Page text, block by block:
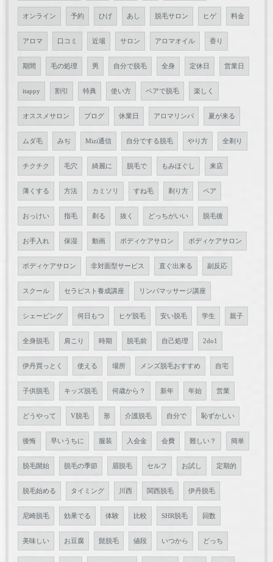
オンライン 予約 ひげ あし 脱毛サロン ヒゲ 料金
アロマ 口コミ 近場 サロン アロマオイル 香り
期間 毛の処理 男 自分で脱毛 全身 定休日 営業日
itappy 割引 特典 使い方 ペアで脱毛 楽しく
オススメサロン ブログ 休業日 アロマリンパ 夏が来る
ムダ毛 みぢ Mizi通信 自分でする脱毛 やり方 全剃り
チクチク 毛穴 綺麗に 脱毛で もみほぐし 来店
薄くする 方法 カミソリ すね毛 剃り方 ペア
おっけい 指毛 剃る 抜く どっちがいい 脱毛後
お手入れ 保湿 動画 ボディケアサロン ボディケアサロン
ボディケアサロン 非対面型サービス 直ぐ出来る 副反応
スクール セラピスト養成講座 リンパマッサージ講座
シェービング 何日もつ ヒゲ脱毛 安い脱毛 学生 親子
全身脱毛 肩こり 時期 脱毛前 自己処理 2do1
伊丹買っとく 使える 場所 メンズ脱毛おすすめ 自宅
子供脱毛 キッズ脱毛 何歳から？ 新年 年始 営業
どうやって V脱毛 形 介護脱毛 自分で 恥ずかしい
後悔 早いうちに 服装 入会金 会費 難しい？ 簡単
脱毛開始 脱毛の季節 眉脱毛 セルフ お試し 定期的
脱毛始める タイミング 川西 関西脱毛 伊丹脱毛
尼崎脱毛 効果でる 体験 比較 SHR脱毛 回数
美味しい お豆腐 髭脱毛 値段 いつから どっち